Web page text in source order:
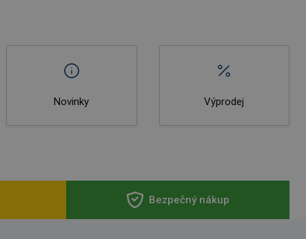
Novinky Výprodej
Bezpečný nákup